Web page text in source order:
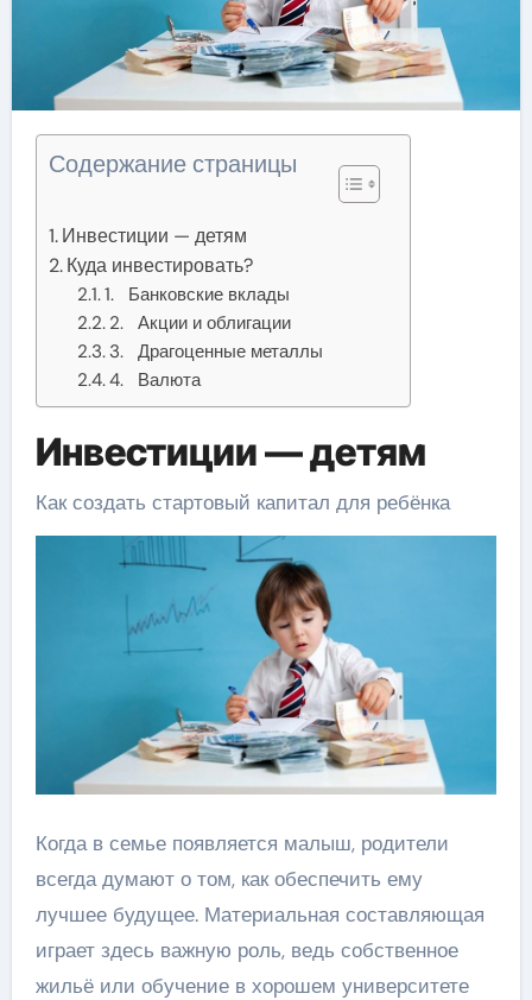
Содержание страницы
Инвестиции — детям
Куда инвестировать?
1. Банковские вклады
2. Акции и облигации
3. Драгоценные металлы
4. Валюта
Инвестиции — детям
Как создать стартовый капитал для ребёнка
Когда в семье появляется малыш, родители
всегда думают о том, как обеспечить ему
лучшее будущее. Материальная составляющая
играет здесь важную роль, ведь собственное
жильё или обучение в хорошем университете